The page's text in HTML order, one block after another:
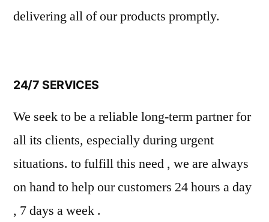
delivering all of our products promptly.
24/7 SERVICES
We seek to be a reliable long-term partner for
all its clients, especially during urgent
situations. to fulfill this need , we are always
on hand to help our customers 24 hours a day
, 7 days a week .